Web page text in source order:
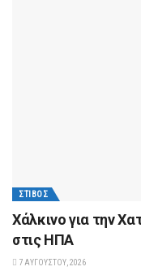
ΣΤΊΒΟΣ
Xάλκινο για την
στις ΗΠΑ
7 ΑΥΓΟΎΣΤΟΥ, 2026